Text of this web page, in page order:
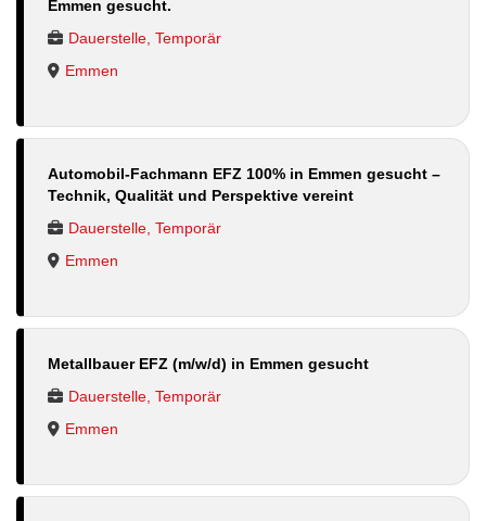
Emmen gesucht.
Dauerstelle, Temporär
Emmen
Automobil-Fachmann EFZ 100% in Emmen gesucht –
Technik, Qualität und Perspektive vereint
Dauerstelle, Temporär
Emmen
Metallbauer EFZ (m/w/d) in Emmen gesucht
Dauerstelle, Temporär
Emmen